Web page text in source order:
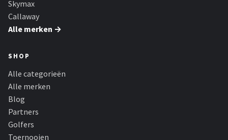
Skymax
Callaway
Alle merken →
SHOP
Alle categorieën
Alle merken
Blog
Partners
Golfers
Toernooien